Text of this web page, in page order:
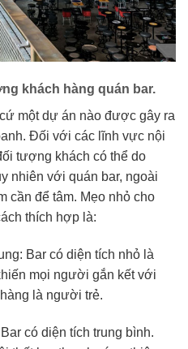
khách hàng quán bar.
một dự án nào được gây ra
Đối với các lĩnh vực nội
tượng khách có thể do
nhiên với quán bar, ngoài
cần để tâm. Mẹo nhỏ cho
thích hợp là:
Bar có diện tích nhỏ là
mọi người gắn kết với
là người trẻ.
có diện tích trung bình.